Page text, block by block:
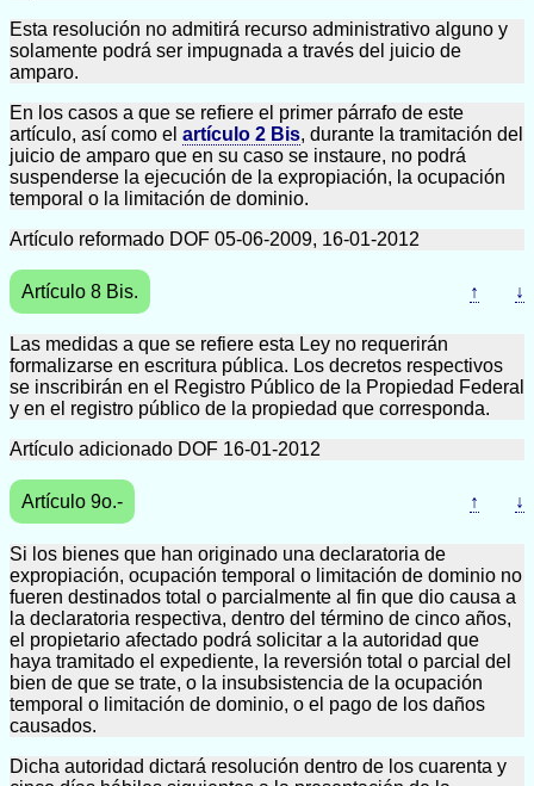
Esta resolución no admitirá recurso administrativo alguno y
solamente podrá ser impugnada a través del juicio de
amparo.
En los casos a que se refiere el primer párrafo de este
artículo, así como el artículo 2 Bis, durante la tramitación del
juicio de amparo que en su caso se instaure, no podrá
suspenderse la ejecución de la expropiación, la ocupación
temporal o la limitación de dominio.
Artículo reformado DOF 05-06-2009, 16-01-2012
Artículo 8 Bis. ↑ ↓
Las medidas a que se refiere esta Ley no requerirán
formalizarse en escritura pública. Los decretos respectivos
se inscribirán en el Registro Público de la Propiedad Federal
y en el registro público de la propiedad que corresponda.
Artículo adicionado DOF 16-01-2012
Artículo 9o.- ↑ ↓
Si los bienes que han originado una declaratoria de
expropiación, ocupación temporal o limitación de dominio no
fueren destinados total o parcialmente al fin que dio causa a
la declaratoria respectiva, dentro del término de cinco años,
el propietario afectado podrá solicitar a la autoridad que
haya tramitado el expediente, la reversión total o parcial del
bien de que se trate, o la insubsistencia de la ocupación
temporal o limitación de dominio, o el pago de los daños
causados.
Dicha autoridad dictará resolución dentro de los cuarenta y